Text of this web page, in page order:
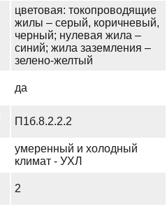
цветовая: токопроводящие
жилы – серый, коричневый,
черный; нулевая жила –
синий; жила заземления –
зелено-желтый
да
П1б.8.2.2.2
умеренный и холодный
климат - УХЛ
2